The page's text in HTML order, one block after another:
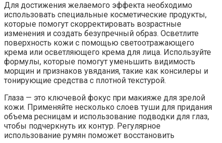
Для достижения желаемого эффекта необходимо
использовать специальные косметические продукты,
которые помогут скорректировать возрастные
изменения и создать безупречный образ. Осветлите
поверхность кожи с помощью светоотражающего
крема или осветляющего крема для лица. Используйте
формулы, которые помогут уменьшить видимость
морщин и признаков увядания, такие как консилеры и
тонирующие средства с плотной текстурой.
Глаза — это ключевой фокус при макияже для зрелой
кожи. Применяйте несколько слоев туши для придания
объема ресницам и использование подводки для глаз,
чтобы подчеркнуть их контур. Регулярное
использование румян поможет восстановить